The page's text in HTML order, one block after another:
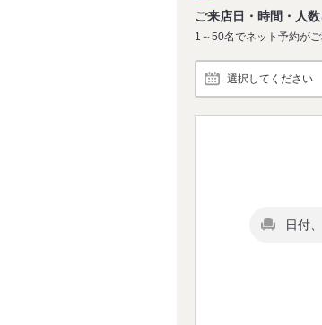
ご来店日・時間・人
1～50名でネット予約がご
選択してください
日付